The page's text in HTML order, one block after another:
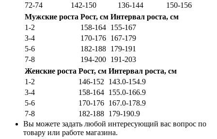
72-74
142-150 136-144
150-156
Мужские роста Рост, см Интервал роста, см
1-2
158-164 155-167
3-4
170-176 167-179
5-6
182-188 179-191
7-8
194-200 191-203
Женские роста Рост, см Интервал роста, см
1-2
146-152
143.0-154.9
3-4
158-164 155.0-166.9
5-6
170-176 167.0-178.9
7-8
182-188 179-190.9
Вы можете задать любой интересующий вас вопрос по
товару или работе магазина.